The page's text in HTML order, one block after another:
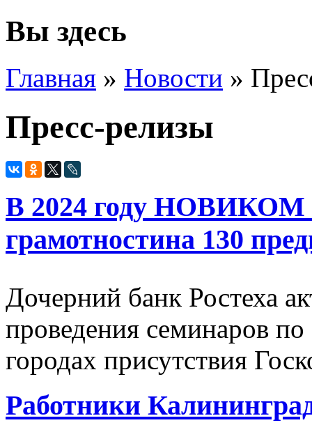
Вы здесь
Главная » Новости »
Пресс-релизы
В 2024 году НОВИКОМ
грамотностина 130
Дочерний банк Ростеха
проведения семинаров
городах присутствия
Работники